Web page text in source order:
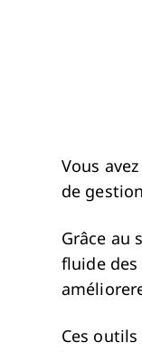
Vous
de
Grâce au
fluide des
Ces